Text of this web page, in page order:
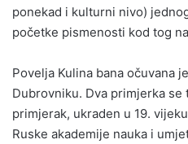
ponekad i kulturni nivo)
početke pismenosti kod tog
Povelja Kulina bana očuvana
Dubrovniku. Dva primjerka se
primjerak, ukraden u 19.
Ruske akademije nauka i